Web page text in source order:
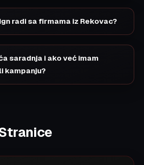
radi sa firmama iz Rekovac?
saradnja i ako već imam
kampanju?